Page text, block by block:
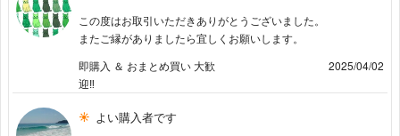
この度はお取引いただきありがとうございました。
またご縁がありましたら宜しくお願いします。
即購入 ＆ おまとめ買い 大歓
迎‼️
2025/04/02
よい購入者です